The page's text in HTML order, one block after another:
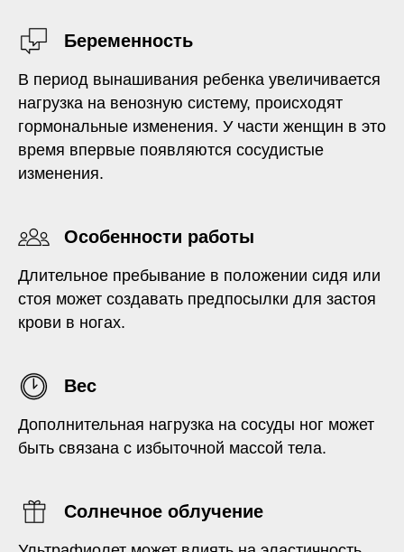
Беременность
В период вынашивания ребенка увеличивается
нагрузка на венозную систему, происходят
гормональные изменения. У части женщин в это
время впервые появляются сосудистые
изменения.
Особенности работы
Длительное пребывание в положении сидя или
стоя может создавать предпосылки для застоя
крови в ногах.
Вес
Дополнительная нагрузка на сосуды ног может
быть связана с избыточной массой тела.
Солнечное облучение